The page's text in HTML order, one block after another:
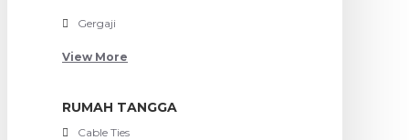
Gergaji
View More
RUMAH TANGGA
Cable Ties